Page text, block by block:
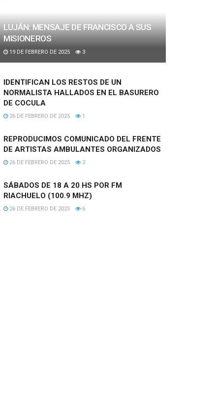
LUJÁN: MENSAJE DE FRANCISCO A SUS
MISIONEROS
19 DE FEBRERO DE 2025 3
IDENTIFICAN LOS RESTOS DE UN
NORMALISTA HALLADOS EN EL BASURERO
DE COCULA
26 DE FEBRERO DE 2025 1
REPRODUCIMOS COMUNICADO DEL FRENTE
DE ARTISTAS AMBULANTES ORGANIZADOS
26 DE FEBRERO DE 2025 2
SÁBADOS DE 18 A 20 HS POR FM
RIACHUELO (100.9 MHZ)
26 DE FEBRERO DE 2025 6